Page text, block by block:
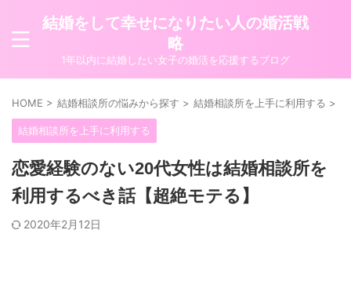
結婚をして幸せになりたい人の婚活戦
略
1年以内に結婚したい女子の婚活を応援するブログ
HOME > 結婚相談所の悩みから探す > 結婚相談所を上手に利用する >
結婚相談所を上手に利用する
恋愛経験のない20代女性は結婚相談所を
利用するべき話【超絶モテる】
2020年2月12日